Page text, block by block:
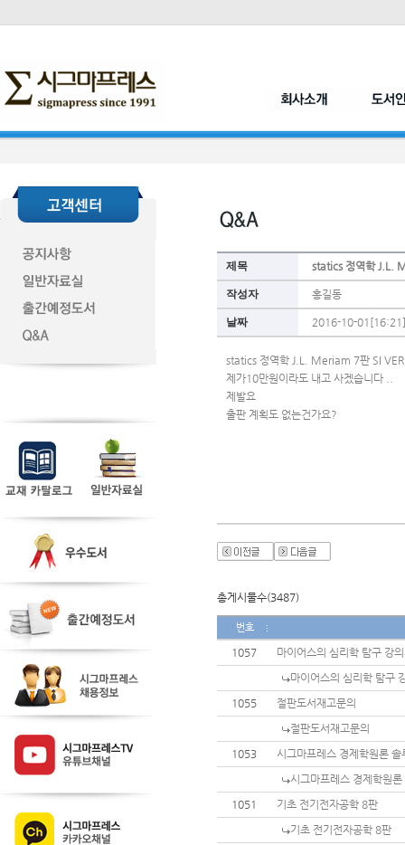
제목 statics 정역학 J.L.
작성자 홍길동
날짜 2016-10-01[16:21]
statics 정역학 J.L. Meriam 7판 SI
제가10만원이라도 내고 사겠습니다 ..
제발요
출판 계획도 없는건가요?
총게시물수(3487)
번호
1057
마이어스의 심리학 탐구 강
마이어스의 심리학 탐구
1055
절판도서재고문의
절판도서재고문의
1053
시그마프레스 경제학원론 솔
시그마프레스 경제학원론
1051
기초 전기전자공학 8판
기초 전기전자공학 8판